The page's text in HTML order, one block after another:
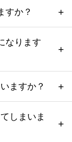
すか？
なります
ますか？
しまいま